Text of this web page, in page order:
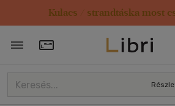
Kulacs / strandtáska most
Törzsvásárlói Kártya adatai